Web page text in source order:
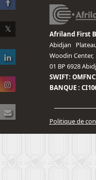
Afriland First
Abidjan
Woodin Center,
01 BP 6928
SWIFT:
BANQUE :
Politique de